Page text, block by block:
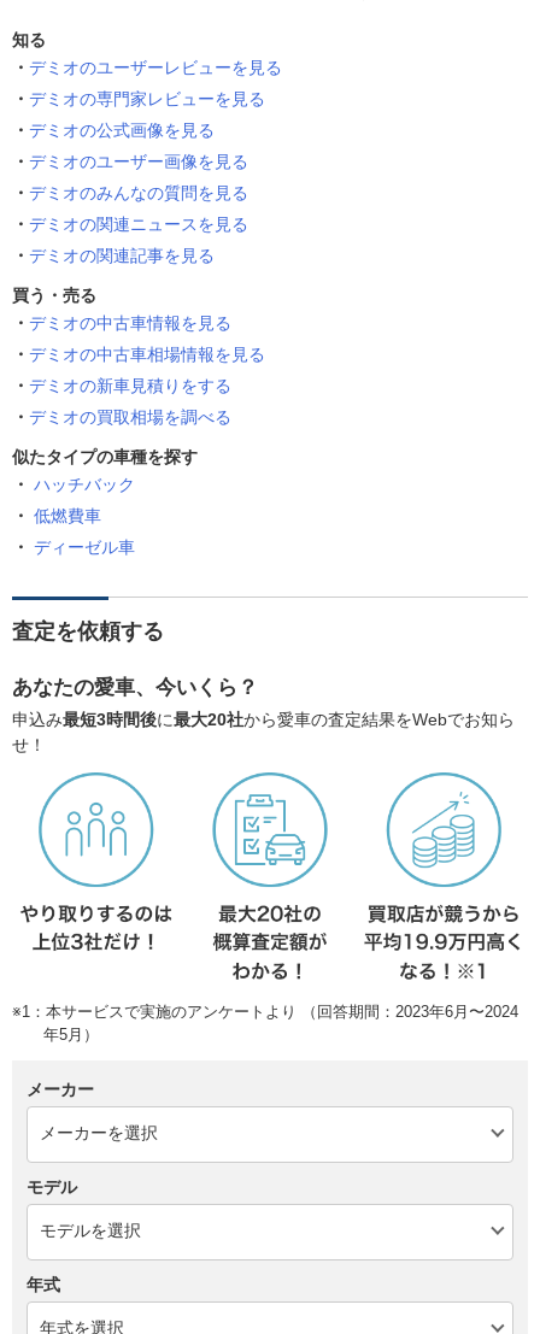
知る
デミオのユーザーレビューを見る
デミオの専門家レビューを見る
デミオの公式画像を見る
デミオのユーザー画像を見る
デミオのみんなの質問を見る
デミオの関連ニュースを見る
デミオの関連記事を見る
買う・売る
デミオの中古車情報を見る
デミオの中古車相場情報を見る
デミオの新車見積りをする
デミオの買取相場を調べる
似たタイプの車種を探す
ハッチバック
低燃費車
ディーゼル車
査定を依頼する
あなたの愛車、今いくら？
申込み最短3時間後に最大20社から愛車の査定結果をWebでお知ら
せ！
※1：本サービスで実施のアンケートより （回答期間：2023年6月〜2024
年5月）
メーカー
モデル
年式